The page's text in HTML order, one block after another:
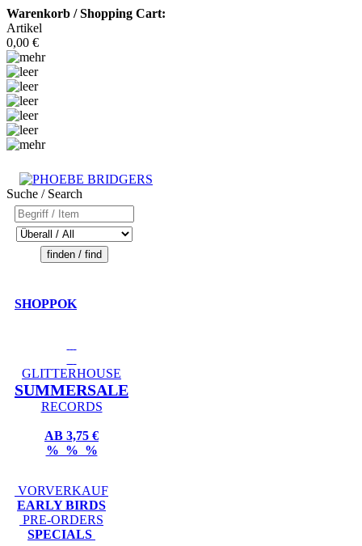
Warenkorb / Shopping Cart:
Artikel
0,00 €
Suche / Search
SHOPPOK
GLITTERHOUSE
SUMMERSALE
RECORDS
AB 3,75 €
% % %
VORVERKAUF
EARLY BIRDS
PRE-ORDERS
SPECIALS